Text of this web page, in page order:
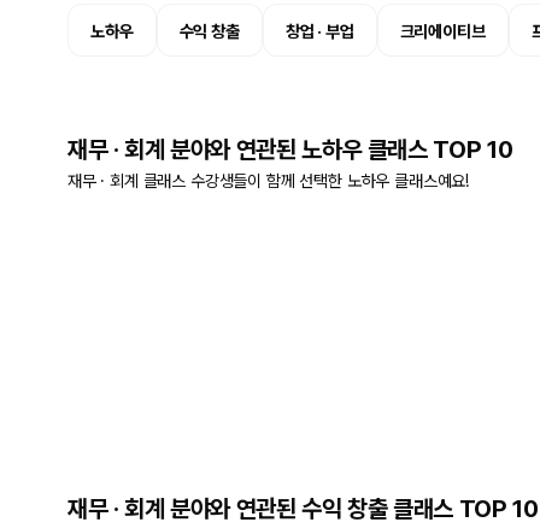
노하우 수익 창출 창업 · 부업 크리에이티브
재무 · 회계 분야와 연관된 노하우 클래스 TOP 10
재무 · 회계 클래스 수강생들이 함께 선택한 노하우 클래스예요!
재무 · 회계 분야와 연관된 수익 창출 클래스 TOP 10